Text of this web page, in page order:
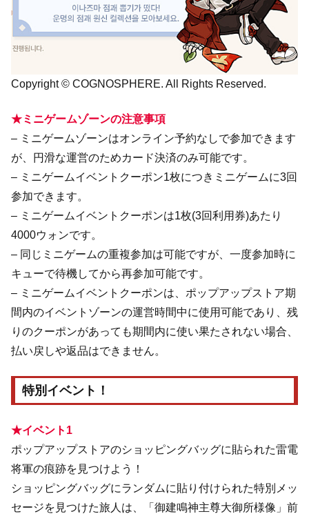
Copyright © COGNOSPHERE. All Rights Reserved.
★ミニゲームゾーンの注意事項​​
– ミニゲームゾーンはオンライン予約なしで参加できます
が、円滑な運営のためカード決済のみ可能です。
– ミニゲームイベントクーポン1枚につきミニゲームに3回
参加できます。
– ミニゲームイベントクーポンは1枚(3回利用券)あたり
4000ウォンです。
– 同じミニゲームの重複参加は可能ですが、一度参加時に
キューで待機してから再参加可能です。
– ミニゲームイベントクーポンは、ポップアップストア期
間内のイベントゾーンの運営時間中に使用可能であり、残
りのクーポンがあっても期間内に使い果たされない場合、
払い戻しや返品はできません。
特別イベント！
★イベント1
ポップアップストアのショッピングバッグに貼られた雷電
将軍の痕跡を見つけよう！
ショッピングバッグにランダムに貼り付けられた特別メッ
セージを見つけた旅人は、「​御建鳴神主尊大御所様像」前